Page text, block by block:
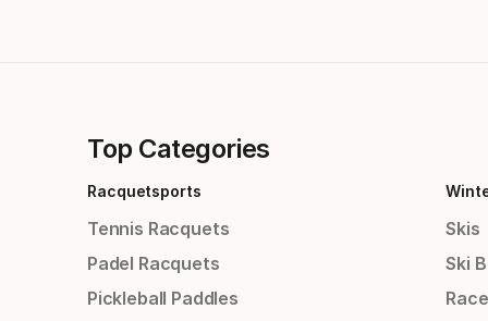
Top Categories
Racquetsports
Tennis Racquets
Padel Racquets
Pickleball Paddles
Skis
Ski